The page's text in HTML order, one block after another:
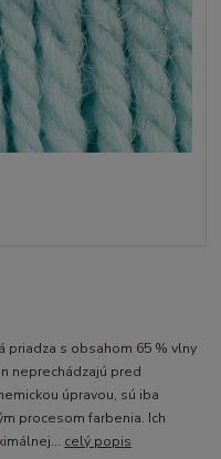
priadza s obsahom 65 % vlny
neprechádzajú pred
úpravou, sú iba
procesom farbenia. Ich
celý popis